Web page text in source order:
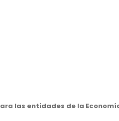
las entidades de la